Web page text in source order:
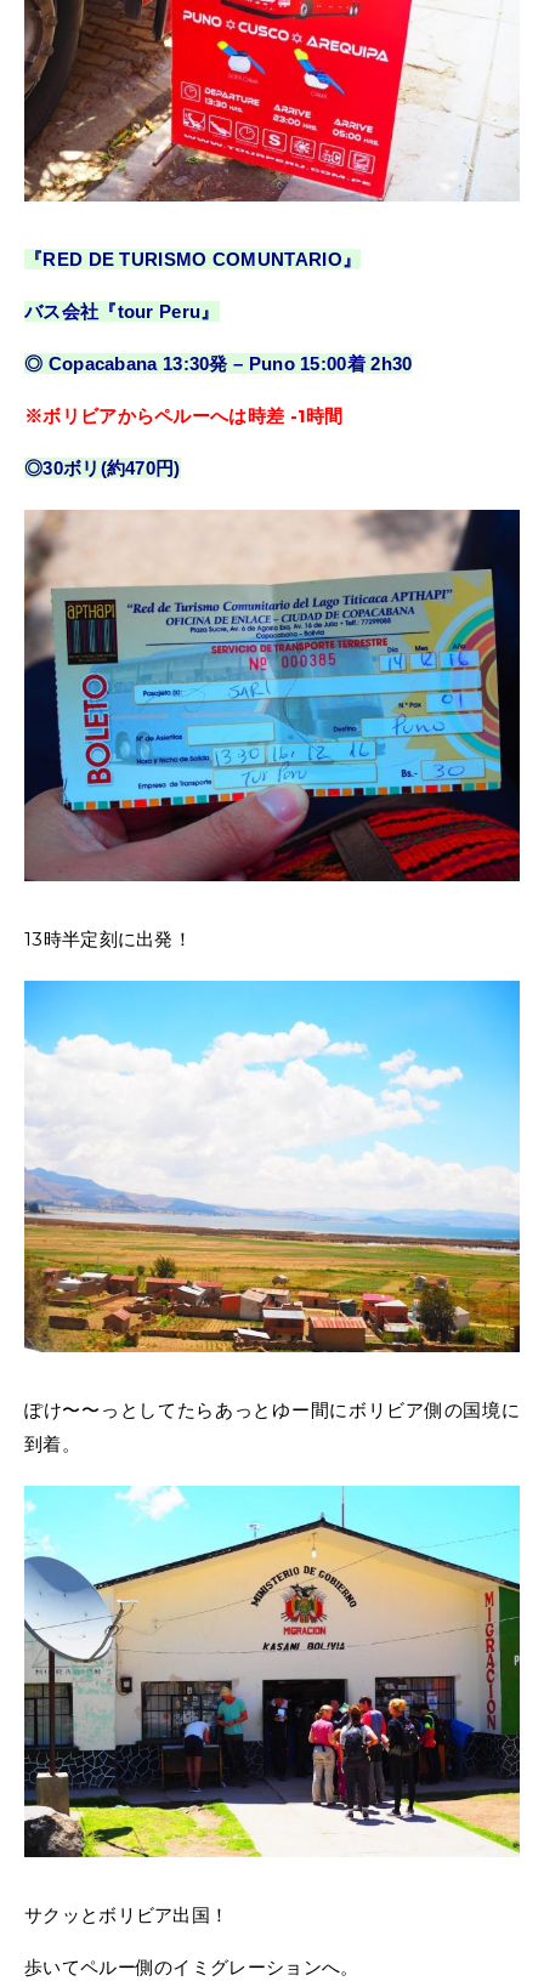
『RED DE TURISMO COMUNTARIO』
バス会社『tour Peru』
◎ Copacabana 13:30発 – Puno 15:00着 2h30
※ボリビアからペルーへは時差 -1時間
◎30ボリ(約470円)
13時半定刻に出発！
ぽけ〜〜っとしてたらあっとゆー間にボリビア側の国境に
到着。
サクッとボリビア出国！
歩いてペルー側のイミグレーションへ。